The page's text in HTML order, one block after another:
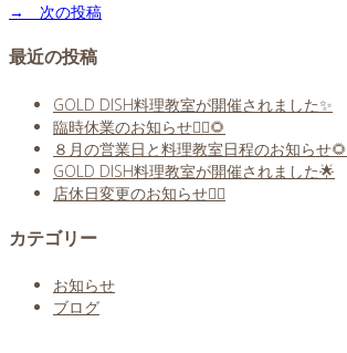
→ 次の投稿
最近の投稿
GOLD DISH料理教室が開催されました✨
臨時休業のお知らせ🙇‍♀️🌻
８月の営業日と料理教室日程のお知らせ🌻
GOLD DISH料理教室が開催されました🌟
店休日変更のお知らせ🙇‍♀️
カテゴリー
お知らせ
ブログ